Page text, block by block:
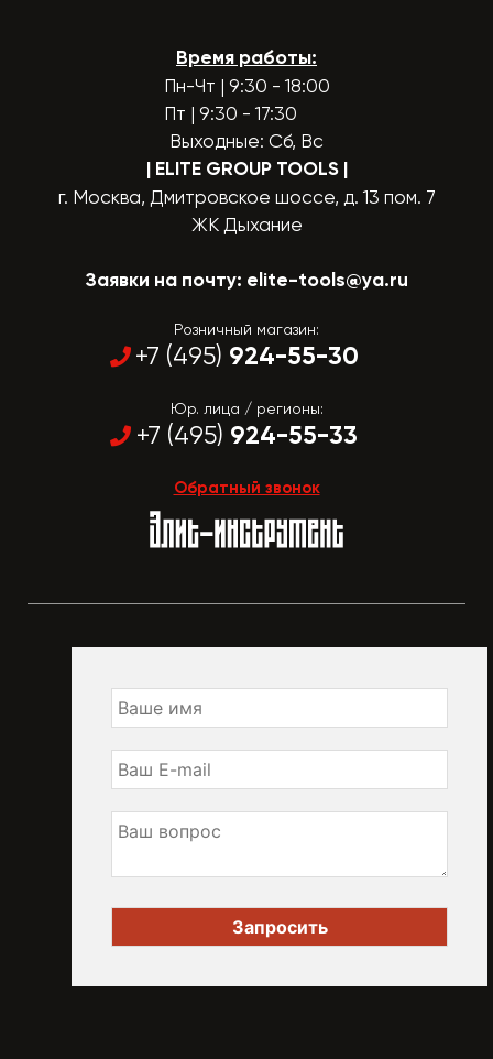
Время работы:
Пн-Чт | 9:30 - 18:00
Пт | 9:30 - 17:30
Выходные: Сб, Вс
| ELITE GROUP TOOLS |
г. Москва, Дмитровское шоссе, д. 13 пом. 7
ЖК Дыхание
Заявки на почту: elite-tools@ya.ru
Розничный магазин:
+7 (495) 924-55-30
Юр. лица / регионы:
+7 (495) 924-55-33
Обратный звонок